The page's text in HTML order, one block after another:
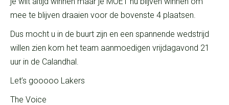
mee te blijven draaien voor de bovenste 4 plaatsen.
Dus mocht u in de buurt zijn en een spannende wedstrijd
willen zien kom het team aanmoedigen vrijdagavond 21
uur in de Calandhal.
Let’s gooooo Lakers
The Voice